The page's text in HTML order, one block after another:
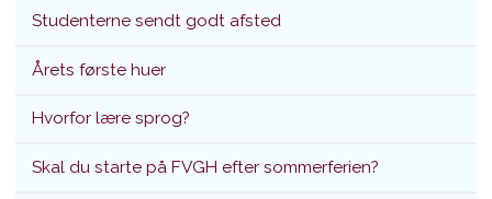
Studenterne sendt godt afsted
Studenterne sendt godt afsted
Årets første huer
Hvorfor lære sprog?
Skal du starte på FVGH efter sommerferien?